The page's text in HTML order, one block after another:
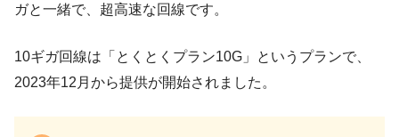
ガと一緒で、超高速な回線です。
10ギガ回線は「とくとくプラン10G」というプランで、
2023年12月から提供が開始されました。